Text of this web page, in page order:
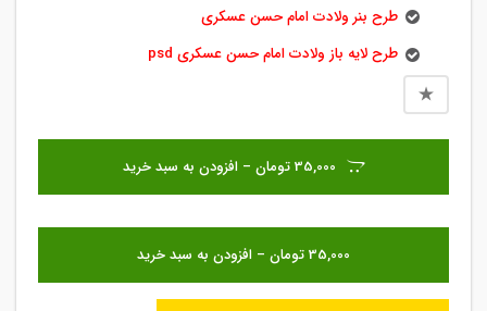
طرح بنر ولادت امام حسن عسکری
طرح لایه باز ولادت امام حسن عسکری psd
35,000 تومان – افزودن به سبد خرید